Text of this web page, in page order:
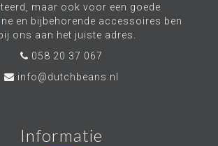
maar ook voor een goede
en bijbehorende accessoires ben
ons aan het juiste adres.
058 20 37 067
info@dutchbeans.nl
Informatie